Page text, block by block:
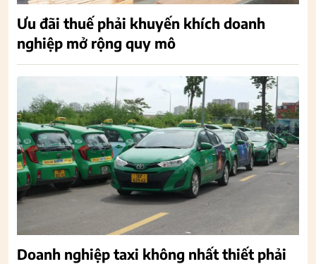
Ưu đãi thuế phải khuyến khích doanh
nghiệp mở rộng quy mô
Doanh nghiệp taxi không nhất thiết phải